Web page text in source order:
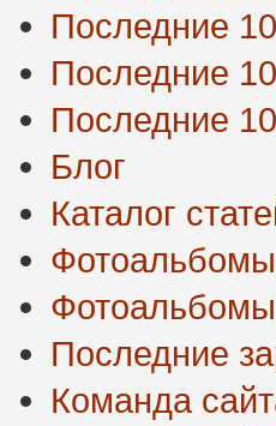
Последние
Последние
Последние
Блог
Каталог
Фотоальбомы
Фотоальбомы
Последние
Команда